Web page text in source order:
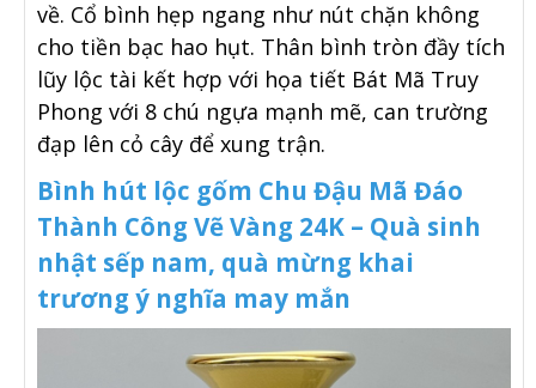
về. Cổ bình hẹp ngang như nút chặn không
cho tiền bạc hao hụt. Thân bình tròn đầy tích
lũy lộc tài kết hợp với họa tiết Bát Mã Truy
Phong với 8 chú ngựa mạnh mẽ, can trường
đạp lên cỏ cây để xung trận.
Bình hút lộc gốm Chu Đậu Mã Đáo
Thành Công Vẽ Vàng 24K – Quà sinh
nhật sếp nam, quà mừng khai
trương ý nghĩa may mắn